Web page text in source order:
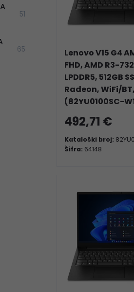
51
65
Lenovo V15 G4
FHD, AMD R3-
LPDDR5, 512GB
Radeon, WiFi/BT,
(82YU0100SC-
492,71 €
Kataloški broj:
Šifra: 64148